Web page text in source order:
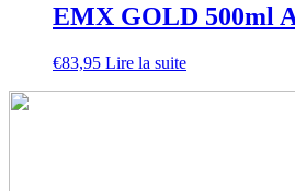
EMX GOLD 500ml
€83,95 Lire la suite